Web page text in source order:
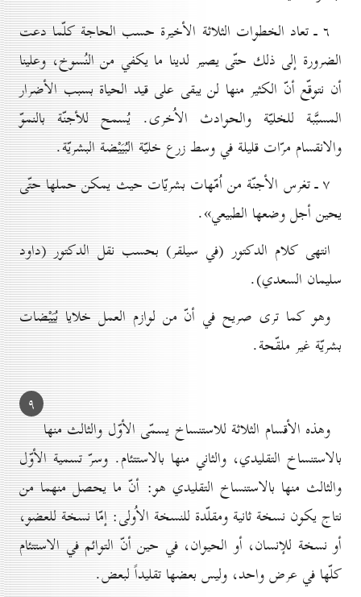
٦ ـ تعاد الخطوات الثلاثة الأخيرة حسب الحاجة كلّما دعت
الضرورة إلى ذلك حتّى يصير لدينا ما يكفي من النُسوخ، وعلينا
أن نتوقّع أنّ الكثير منها لن يبقى على قيد الحياة بسبب الأضرار
المسبَّبة للخليّة والحوادث الاُخرى. يُسمح للأجنّة بالنموّ
والانقسام مرّات قليلة في وسط زرع خليّة البُيَيْضة البشريّة.
۷ ـ تغرس الأجنّة من اُمّهات بشريّات حيث يمكن حملها حتّى
يحين أجل وضعها الطبيعي».
انتهى كلام الدكتور (في سيلقر) بحسب نقل الدكتور (داود
سليمان السعدي).
وهو كما ترى صريح في أنّ من لوازم العمل خلايا بُيَيْضات
بشريّة غير ملقّحة.
۹
وهذه الأقسام الثلاثة للاستنساخ يسمّى الأوّل والثالث منها
بالاستنساخ التقليدي، والثاني منها بالاستتئام. وسرّ تسمية الأوّل
والثالث منها بالاستنساخ التقليدي هو: أنّ ما يحصل منهما من
نتاج يكون نسخة ثانية ومقلّدة للنسخة الاُولى: إمّا نسخة للعضو،
أو نسخة للإنسان، أو الحيوان، في حين أنّ التوائم في الاستتئام
كلّها في عرض واحد، وليس بعضها تقليداً لبعض.